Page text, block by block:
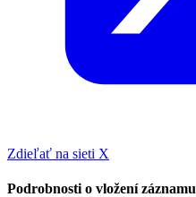
Zdieľať na sieti X
Podrobnosti o vložení záznamu